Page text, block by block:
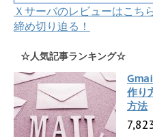
Ｘサーバのレビューはこ
締め切り迫る！
☆人気記事ランキング☆
作り
方法